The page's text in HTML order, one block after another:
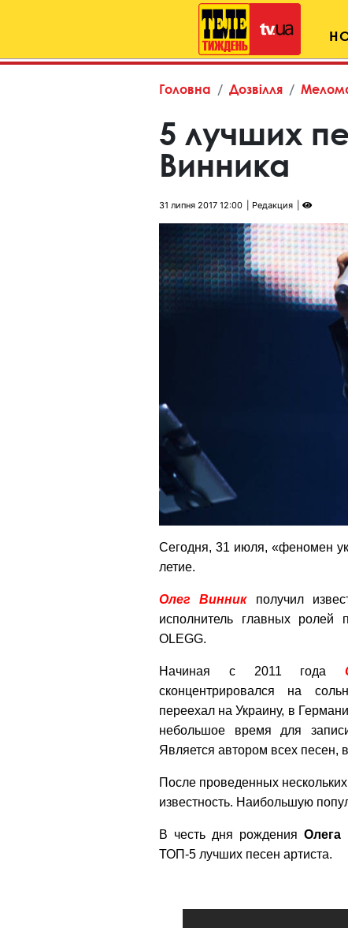
Головна Дозвілля
5 лучших
Винника
31 липня 2017 12:00 Редакция
Сегодня, 31 июля, «феномен
летие.
Олег Винникполучил
исполнитель главных ролей
OLEGG.
Начиная с 2011 года
сконцентрировался на
переехал на Украину, в
небольшое время для
Является автором всех песен,
После проведенных
известность. Наибольшую
В честь дня рождения Олега
ТОП-5 лучших песен артиста.